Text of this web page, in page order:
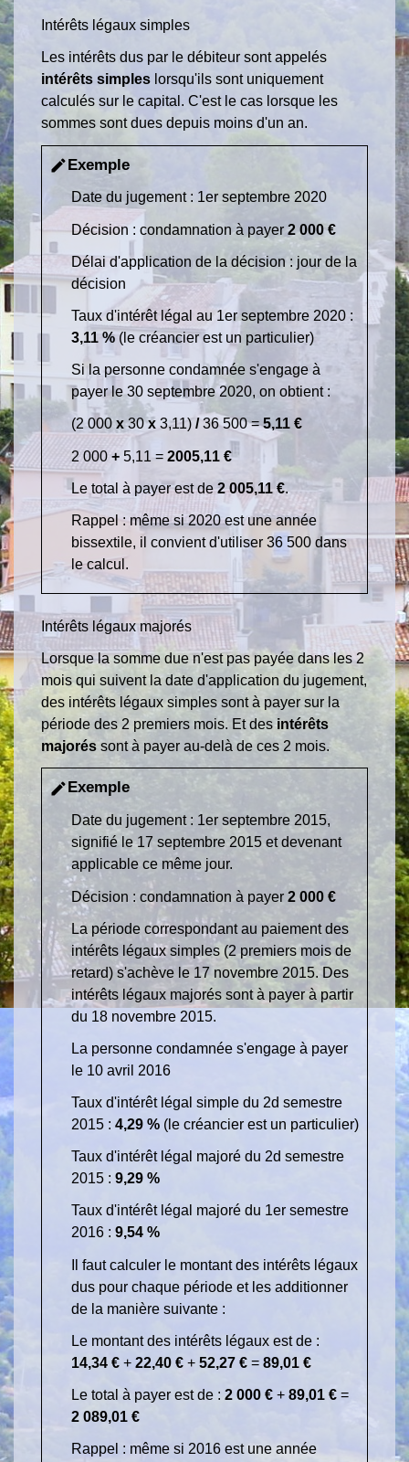
Intérêts légaux simples
Les intérêts dus par le débiteur sont appelés
intérêts simples lorsqu'ils sont uniquement
calculés sur le capital. C'est le cas lorsque les
sommes sont dues depuis moins d'un an.
editExemple
Date du jugement : 1er septembre 2020
Décision : condamnation à payer 2 000 €
Délai d'application de la décision : jour de la
décision
Taux d'intérêt légal au 1erseptembre 2020 :
3,11 % (le créancier est un particulier)
Si la personne condamnée s'engage à
payer le 30 septembre 2020, on obtient :
(2 000 x30x 3,11) /36 500 =5,11 €
2 000 + 5,11 = 2005,11 €
Le total à payer est de2 005,11 €.
Rappel : même si 2020 est une année
bissextile, il convient d'utiliser 36 500 dans
le calcul.
Intérêts légaux majorés
Lorsque la somme due n'est pas payée dans les 2
mois qui suivent la date d'application du jugement,
des intérêts légaux simples sont à payer sur la
période des 2 premiers mois. Et desintérêts
majorés sont à payer au-delà de ces 2 mois.
edit Exemple
Date du jugement : 1er septembre 2015,
signifié le 17 septembre 2015 et devenant
applicable ce même jour.
Décision : condamnation à payer 2 000 €
La période correspondant au paiement des
intérêts légaux simples (2 premiers mois de
retard) s'achève le 17 novembre 2015. Des
intérêts légaux majorés sont à payer à partir
du 18 novembre 2015.
La personne condamnée s'engage à payer
le 10 avril 2016
Taux d'intérêt légal simple du 2d semestre
2015 : 4,29 % (le créancier est un particulier)
Taux d'intérêt légal majoré du 2d semestre
2015 : 9,29 %
Taux d'intérêt légal majoré du 1er semestre
2016 : 9,54 %
Il faut calculer le montant des intérêts légaux
dus pour chaque période et les additionner
de la manière suivante :
Le montant des intérêts légaux est de :
14,34 € + 22,40 € + 52,27 € = 89,01 €
Le total à payer est de : 2 000 € + 89,01 € =
2 089,01 €
Rappel : même si 2016 est une année